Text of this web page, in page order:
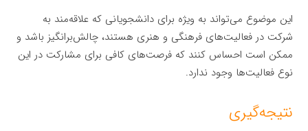
این موضوع می‌تواند به ویژه برای دانشجویانی که علاقه‌مند به
شرکت در فعالیت‌های فرهنگی و هنری هستند، چالش‌برانگیز باشد و
ممکن است احساس کنند که فرصت‌های کافی برای مشارکت در این
نوع فعالیت‌ها وجود ندارد.
نتیجه‌گیری